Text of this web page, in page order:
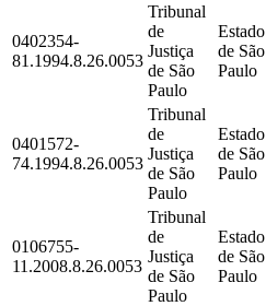
0402354-
81.1994.8.26.0053
Tribunal
de
Justiça
de São
Paulo
Estado
de São
Paulo
0401572-
74.1994.8.26.0053
Tribunal
de
Justiça
de São
Paulo
Estado
de São
Paulo
0106755-
11.2008.8.26.0053
Tribunal
de
Justiça
de São
Paulo
Estado
de São
Paulo